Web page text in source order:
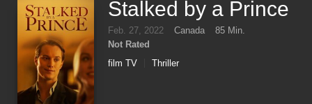
Stalked by a Prince
Feb. 27, 2022 Canada
85 Min.
Not Rated
film TV
Thriller